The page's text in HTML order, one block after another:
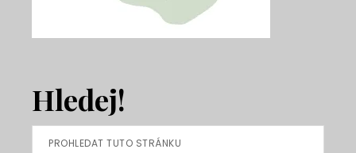
Hledej!
Prohledat